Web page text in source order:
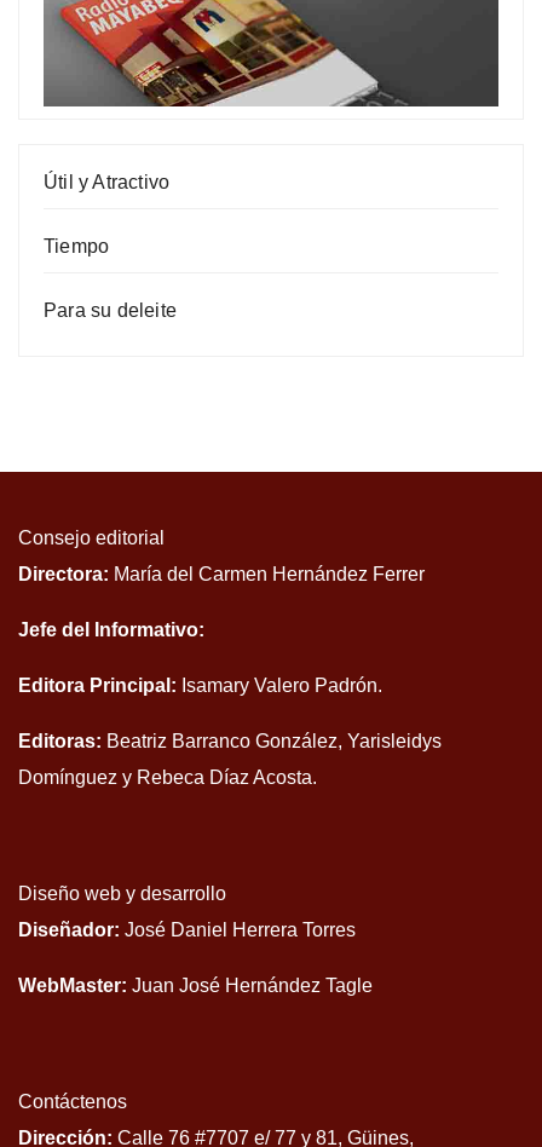
Útil y Atractivo
Tiempo
Para su deleite
Consejo editorial
Directora: María del Carmen Hernández Ferrer
Jefe del Informativo:
Editora Principal: Isamary Valero Padrón.
Editoras: Beatriz Barranco González, Yarisleidys
Domínguez y Rebeca Díaz Acosta.
Diseño web y desarrollo
Diseñador: José Daniel Herrera Torres
WebMaster: Juan José Hernández Tagle
Contáctenos
Dirección: Calle 76 #7707 e/ 77 y 81, Güines,